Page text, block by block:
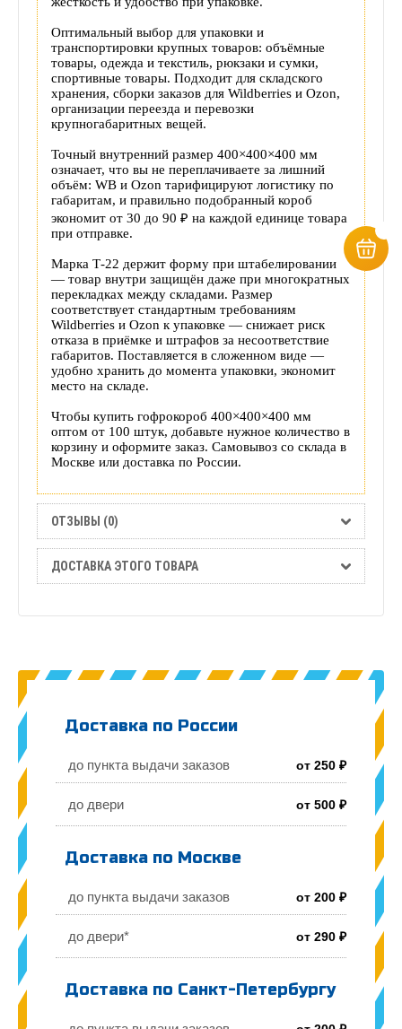
Оптимальный выбор для упаковки и
транспортировки крупных товаров: объёмные
товары, одежда и текстиль, рюкзаки и сумки,
спортивные товары. Подходит для складского
хранения, сборки заказов для Wildberries и Ozon,
организации переезда и перевозки
крупногабаритных вещей.
Точный внутренний размер 400×400×400 мм
означает, что вы не переплачиваете за лишний
объём: WB и Ozon тарифицируют логистику по
габаритам, и правильно подобранный короб
экономит от 30 до 90 ₽ на каждой единице товара
при отправке.
Марка Т-22 держит форму при штабелировании
— товар внутри защищён даже при многократных
перекладках между складами. Размер
соответствует стандартным требованиям
Wildberries и Ozon к упаковке — снижает риск
отказа в приёмке и штрафов за несоответствие
габаритов. Поставляется в сложенном виде —
удобно хранить до момента упаковки, экономит
место на складе.
Чтобы купить гофрокороб 400×400×400 мм
оптом от 100 штук, добавьте нужное количество в
корзину и оформите заказ. Самовывоз со склада в
Москве или доставка по России.
ОТЗЫВЫ (0)
ДОСТАВКА ЭТОГО ТОВАРА
Доставка по России
до пункта выдачи заказов от 250 ₽
до двери от 500 ₽
Доставка по Москве
до пункта выдачи заказов от 200 ₽
до двери* от 290 ₽
Доставка по Санкт-Петербургу